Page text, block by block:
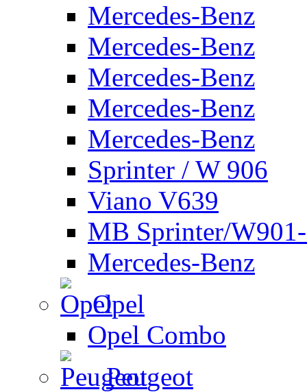
Mercedes-Benz
Mercedes-Benz
Mercedes-Benz
Mercedes-Benz
Mercedes-Benz
Sprinter / W 906
Viano V639
MB Sprinter/
Mercedes-Benz
Opel
Opel Combo
Peugeot